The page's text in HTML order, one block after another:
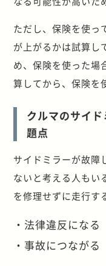
ただし、保険を使っ
が上がるかは試算し
め、保険を使った場
算してから、保険を
クルマのサイ
題点
サイドミラーが故障
ないと考える人もい
を修理せずに走行す
・法律違反になる
・事故につながる